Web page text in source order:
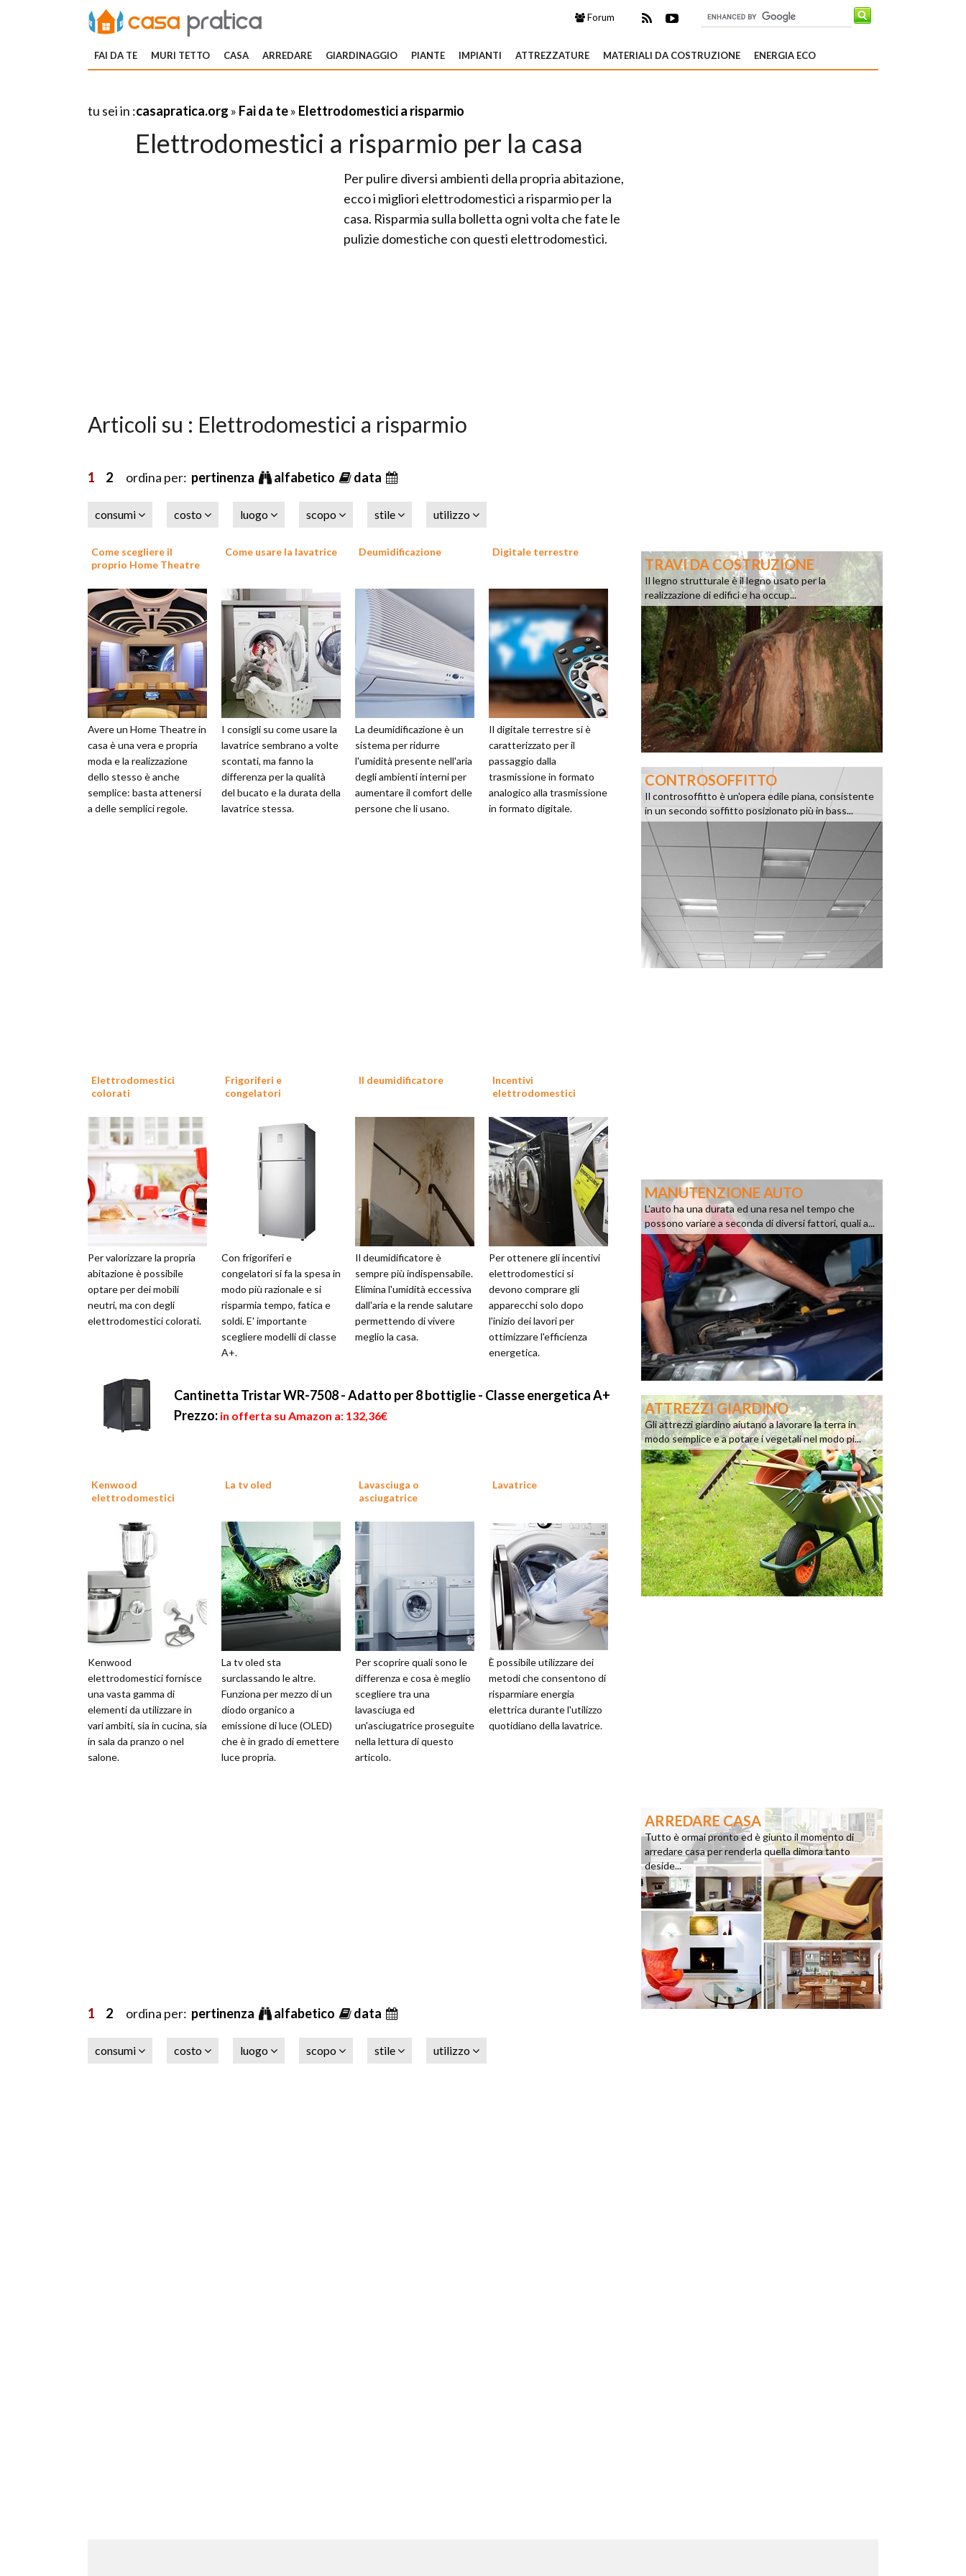
Forum
FAI DA TE MURI TETTO CASA ARREDARE GIARDINAGGIO PIANTE IMPIANTI ATTREZZATURE MATERIALI DA COSTRUZIONE ENERGIA ECO
tu sei in :casapratica.org » Fai da te» Elettrodomestici a risparmio
Elettrodomestici a risparmio per la casa
Per pulire diversi ambienti della propria abitazione,
ecco i migliori elettrodomestici a risparmio per la
casa. Risparmia sulla bolletta ogni volta che fate le
pulizie domestiche con questi elettrodomestici.
Articoli su : Elettrodomestici a risparmio
1 2 ordina per: pertinenza alfabetico data
consumi costo luogo scopo stile utilizzo
Come scegliere il
proprio Home Theatre
Avere un Home Theatre in
casa è una vera e propria
moda e la realizzazione
dello stesso è anche
semplice: basta attenersi
a delle semplici regole.
Come usare la lavatrice
I consigli su come usare la
lavatrice sembrano a volte
scontati, ma fanno la
differenza per la qualità
del bucato e la durata della
lavatrice stessa.
Deumidificazione
La deumidificazione è un
sistema per ridurre
l'umidità presente nell'aria
degli ambienti interni per
aumentare il comfort delle
persone che li usano.
Digitale terrestre
Il digitale terrestre si è
caratterizzato per il
passaggio dalla
trasmissione in formato
analogico alla trasmissione
in formato digitale.
Elettrodomestici
colorati
Per valorizzare la propria
abitazione è possibile
optare per dei mobili
neutri, ma con degli
elettrodomestici colorati.
Frigoriferi e
congelatori
Con frigoriferi e
congelatori si fa la spesa in
modo più razionale e si
risparmia tempo, fatica e
soldi. E' importante
scegliere modelli di classe
A+.
Il deumidificatore
Il deumidificatore è
sempre più indispensabile.
Elimina l'umidità eccessiva
dall'aria e la rende salutare
permettendo di vivere
meglio la casa.
Incentivi
elettrodomestici
Per ottenere gli incentivi
elettrodomestici si
devono comprare gli
apparecchi solo dopo
l'inizio dei lavori per
ottimizzare l'efficienza
energetica.
Cantinetta Tristar WR-7508 - Adatto per 8 bottiglie - Classe energetica A+
Prezzo: in offerta su Amazon a: 132,36€
Kenwood
elettrodomestici
Kenwood
elettrodomestici fornisce
una vasta gamma di
elementi da utilizzare in
vari ambiti, sia in cucina, sia
in sala da pranzo o nel
salone.
La tv oled
La tv oled sta
surclassando le altre.
Funziona per mezzo di un
diodo organico a
emissione di luce (OLED)
che è in grado di emettere
luce propria.
Lavasciuga o
asciugatrice
Per scoprire quali sono le
differenza e cosa è meglio
scegliere tra una
lavasciuga ed
un'asciugatrice proseguite
nella lettura di questo
articolo.
Lavatrice
È possibile utilizzare dei
metodi che consentono di
risparmiare energia
elettrica durante l'utilizzo
quotidiano della lavatrice.
1 2 ordina per: pertinenza alfabetico data
consumi costo luogo scopo stile utilizzo
TRAVI DA COSTRUZIONE
Il legno strutturale è il legno usato per la
realizzazione di edifici e ha occup...
CONTROSOFFITTO
Il controsoffitto è un'opera edile piana, consistente
in un secondo soffitto posizionato più in bass...
MANUTENZIONE AUTO
L'auto ha una durata ed una resa nel tempo che
possono variare a seconda di diversi fattori, quali a...
ATTREZZI GIARDINO
Gli attrezzi giardino aiutano a lavorare la terra in
modo semplice e a potare i vegetali nel modo pi...
ARREDARE CASA
Tutto è ormai pronto ed è giunto il momento di
arredare casa per renderla quella dimora tanto
deside...